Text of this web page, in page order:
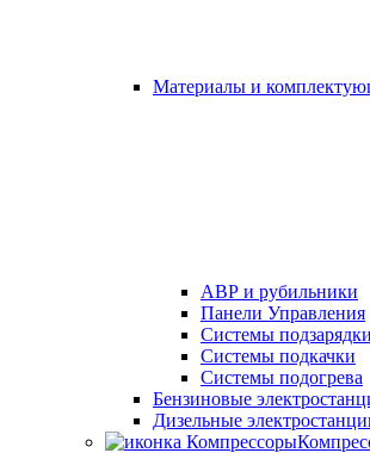
Материалы и
АВР и рубильники
Панели Управления
Системы подзарядки
Системы подкачки
Системы подогрева
Бензиновые
Дизельные